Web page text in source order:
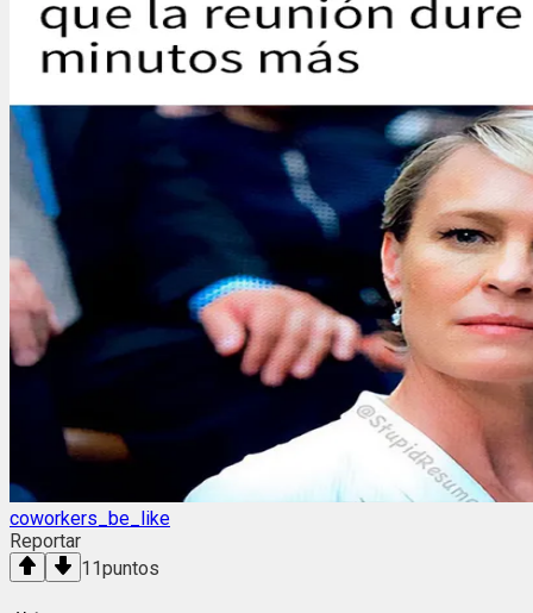
coworkers_be_like
Reportar
11puntos